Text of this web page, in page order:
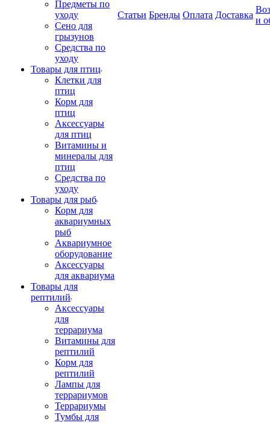
Предметы по
уходу
Сено для
грызунов
Средства по
уходу
Товары для птиц
Клетки для
птиц
Корм для
птиц
Аксессуары
для птиц
Витамины и
минералы для
птиц
Средства по
уходу
Товары для рыб
Корм для
аквариумных
рыб
Аквариумное
оборудование
Аксессуары
для аквариума
Товары для
рептилий
Аксессуары
для
террариума
Витамины для
рептилий
Корм для
рептилий
Лампы для
террариумов
Террариумы
Тумбы для
Статьи Бренды Оплата Доставка
и